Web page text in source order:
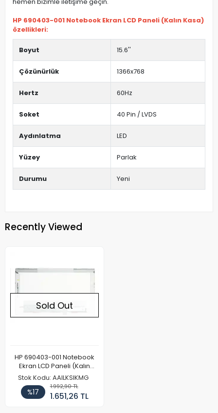
HP 690403-001 Notebook Ekran LCD Paneli (Kalın Kasa)
özellikleri:
Boyut 15.6''
Çözünürlük 1366x768
Hertz 60Hz
Soket 40 Pin / LVDS
Aydınlatma LED
Yüzey Parlak
Durumu Yeni
Recently Viewed
Sold Out
HP 690403-001 Notebook
Ekran LCD Paneli (Kalın
Kasa)
Stok Kodu: AAILKSIKMG
%17
1.992,90 TL
1.651,26 TL